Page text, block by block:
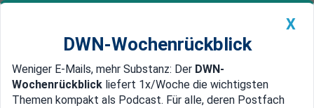
Newsticker MEIN DWN: Geldanlage Premium
Edelmetalle DWN-Magazin China
X
DWN-Wochenrückblick
Weniger E-Mails, mehr Substanz: Der DWN-
Wochenrückblick liefert 1x/Woche die wichtigsten
Themen kompakt als Podcast. Für alle, deren Postfach